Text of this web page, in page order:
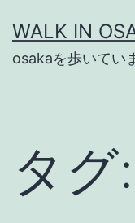
ン
テ
WALK IN
osakaを歩いてい
タグ: